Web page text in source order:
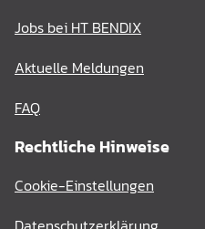
Jobs bei HT BENDIX
Aktuelle Meldungen
FAQ
Rechtliche Hinweise
Cookie-Einstellungen